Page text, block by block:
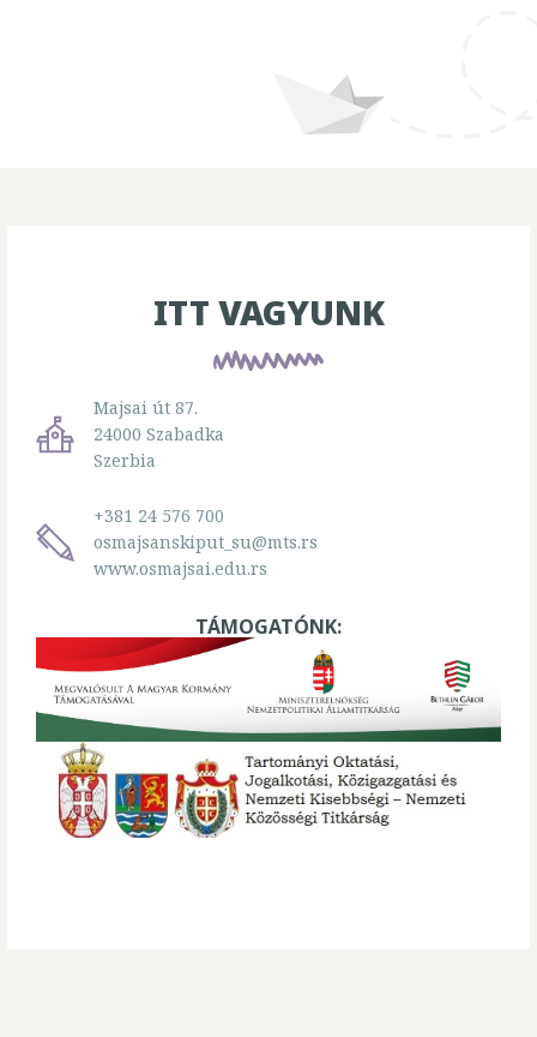
ITT VAGYUNK
Majsai út 87.
24000 Szabadka
Szerbia
+381 24 576 700
osmajsanskiput_su@mts.rs
www.osmajsai.edu.rs
TÁMOGATÓNK: